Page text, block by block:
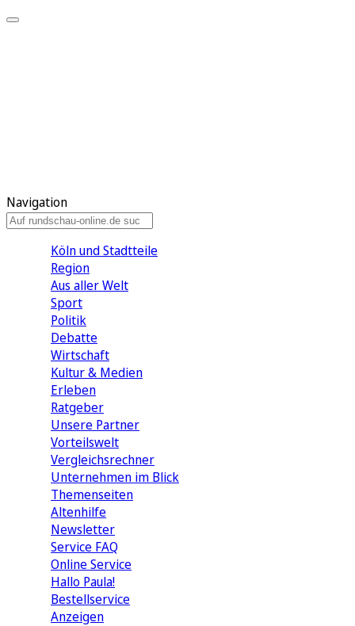
Navigation
Köln und Stadtteile
Region
Aus aller Welt
Sport
Politik
Debatte
Wirtschaft
Kultur & Medien
Erleben
Ratgeber
Unsere Partner
Vorteilswelt
Vergleichsrechner
Unternehmen im Blick
Themenseiten
Altenhilfe
Newsletter
Service FAQ
Online Service
Hallo Paula!
Bestellservice
Anzeigen